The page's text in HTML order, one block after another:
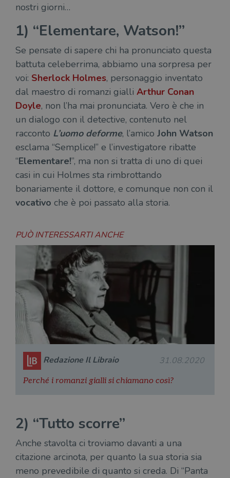
nostri giorni…
1) “Elementare, Watson!”
Se pensate di sapere chi ha pronunciato questa
battuta celeberrima, abbiamo una sorpresa per
voi: Sherlock Holmes, personaggio inventato
dal maestro di romanzi gialli Arthur Conan
Doyle, non l’ha mai pronunciata. Vero è che in
un dialogo con il detective, contenuto nel
racconto L’uomo deforme, l’amico John Watson
esclama “Semplice!” e l’investigatore ribatte
“Elementare!”, ma non si tratta di uno di quei
casi in cui Holmes sta rimbrottando
bonariamente il dottore, e comunque non con il
vocativo che è poi passato alla storia.
PUÒ INTERESSARTI ANCHE
Redazione Il Libraio 31.08.2020
Perché i romanzi gialli si chiamano così?
2) “Tutto scorre”
Anche stavolta ci troviamo davanti a una
citazione arcinota, per quanto la sua storia sia
meno prevedibile di quanto si creda. Di “Panta